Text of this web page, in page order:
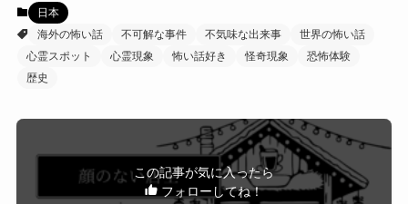
日本
海外の怖い話
不可解な事件 不気味な出来事
世界の怖い話
心霊スポット
心霊現象 怖い話好き 怪奇現象
恐怖体験
歴史
この記事が気に入ったら
フォローしてね！